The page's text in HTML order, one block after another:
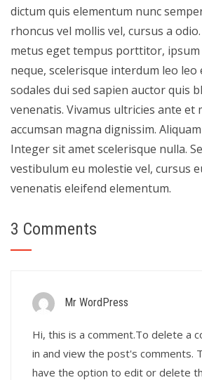
dictum quis elementum nunc
rhoncus vel mollis vel, cursus a
metus eget tempus porttitor,
neque, scelerisque interdum leo leo
sodales dui sed sapien auctor quis
venenatis. Vivamus ultricies ante et
accumsan magna dignissim.
Integer sit amet scelerisque nulla.
vestibulum eu molestie vel, cursus
venenatis eleifend elementum.
3 Comments
Mr WordPress
Hi, this is a comment.To delete a
in and view the post's comments.
have the option to edit or delete